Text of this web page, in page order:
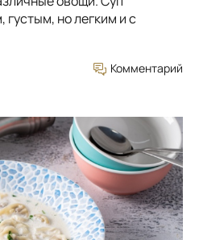
густым, но легким и с
Комментарий